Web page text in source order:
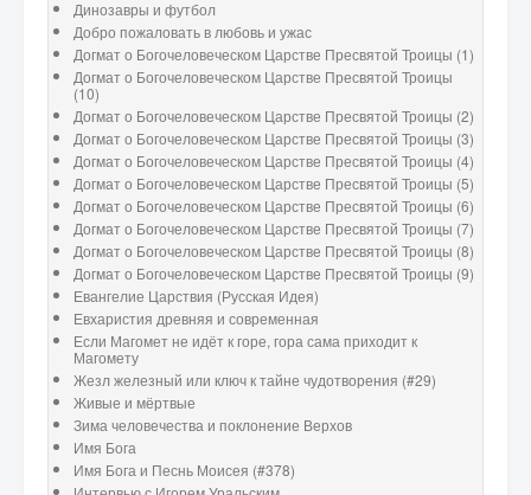
Динозавры и футбол
Добро пожаловать в любовь и ужас
Догмат о Богочеловеческом Царстве Пресвятой Троицы (1)
Догмат о Богочеловеческом Царстве Пресвятой Троицы
(10)
Догмат о Богочеловеческом Царстве Пресвятой Троицы (2)
Догмат о Богочеловеческом Царстве Пресвятой Троицы (3)
Догмат о Богочеловеческом Царстве Пресвятой Троицы (4)
Догмат о Богочеловеческом Царстве Пресвятой Троицы (5)
Догмат о Богочеловеческом Царстве Пресвятой Троицы (6)
Догмат о Богочеловеческом Царстве Пресвятой Троицы (7)
Догмат о Богочеловеческом Царстве Пресвятой Троицы (8)
Догмат о Богочеловеческом Царстве Пресвятой Троицы (9)
Евангелие Царствия (Русская Идея)
Евхаристия древняя и современная
Если Магомет не идёт к горе, гора сама приходит к
Магомету
Жезл железный или ключ к тайне чудотворения (#29)
Живые и мёртвые
Зима человечества и поклонение Верхов
Имя Бога
Имя Бога и Песнь Моисея (#378)